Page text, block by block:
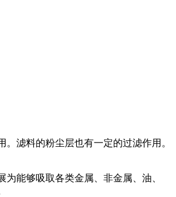
滤料的粉尘层也有一定的过滤作用。
能够吸取各类金属、非金属、油、